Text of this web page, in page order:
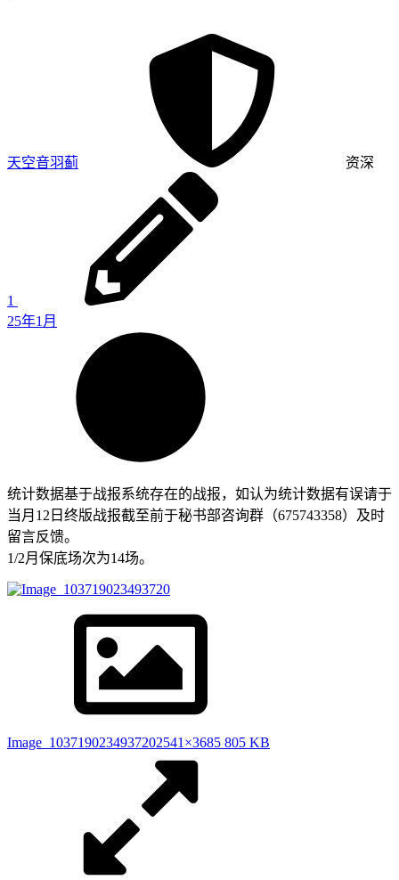
天空音羽蓟 资深
1
25年1月
统计数据基于战报系统存在的战报，如认为统计数据有误请于
当月12日终版战报截至前于秘书部咨询群（675743358）及时
留言反馈。
1/2月保底场次为14场。
Image_1037190234937202541×3685 805 KB